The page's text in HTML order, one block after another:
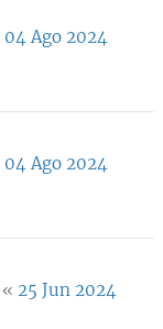
04 Ago 2024
04 Ago 2024
« 25 Jun 2024